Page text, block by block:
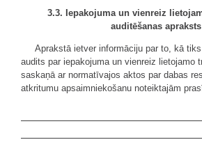
3.3. Iepakojuma un vienreiz
auditēšanas apraksts
Aprakstā ietver informāciju par to, kā
audits par iepakojuma un vienreiz lietojamo
saskaņā ar normatīvajos aktos par dabas
atkritumu apsaimniekošanu noteiktajām